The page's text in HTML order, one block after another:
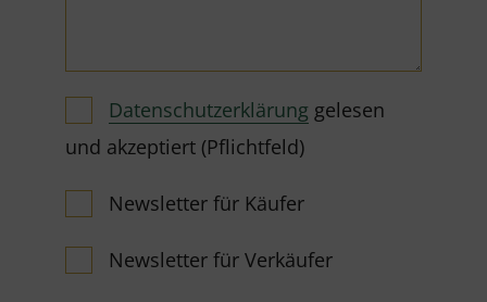
Datenschutzerklärung gelesen
und akzeptiert (Pflichtfeld)
Newsletter für Käufer
Newsletter für Verkäufer